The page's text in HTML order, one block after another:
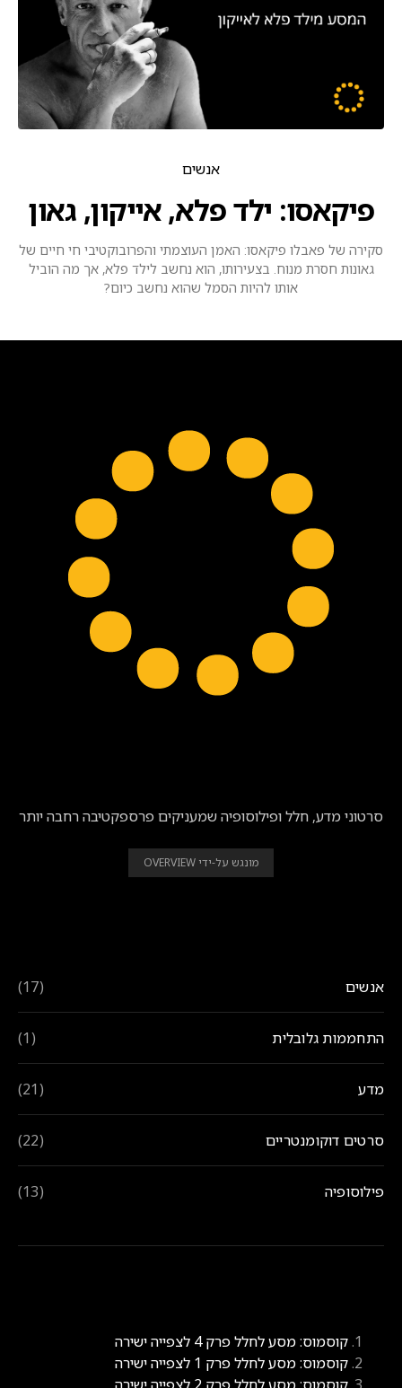
אנשים
פיקאסו: ילד פלא, אייקון, גאון
סקירה של פאבלו פיקאסו: האמן העוצמתי והפרובוקטיבי חי חיים של
גאונות חסרת מנוח. בצעירותו, הוא נחשב לילד פלא, אך מה הוביל
אותו להיות הסמל שהוא נחשב כיום?
סרטוני מדע, חלל ופילוסופיה שמעניקים פרספקטיבה רחבה יותר
מונגש על-ידי OVERVIEW
אנשים (17)
התחממות גלובלית (1)
מדע (21)
סרטים דוקומנטריים (22)
פילוסופיה (13)
קוסמוס: מסע לחלל פרק 4 לצפייה ישירה
קוסמוס: מסע לחלל פרק 1 לצפייה ישירה
קוסמוס: מסע לחלל פרק 2 לצפייה ישירה